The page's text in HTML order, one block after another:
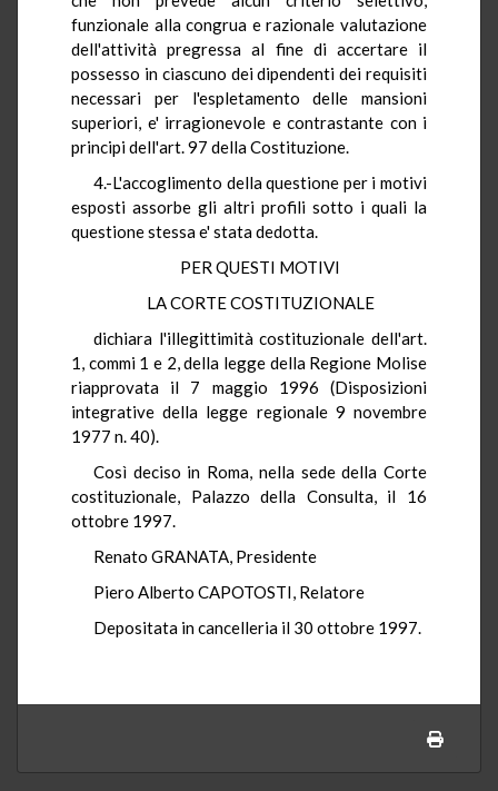
funzionale alla congrua e razionale valutazione
dell'attività pregressa al fine di accertare il
possesso in ciascuno dei dipendenti dei requisiti
necessari per l'espletamento delle mansioni
superiori, e' irragionevole e contrastante con i
principi dell'art. 97 della Costituzione.
4.-L'accoglimento della questione per i motivi
esposti assorbe gli altri profili sotto i quali la
questione stessa e' stata dedotta.
PER QUESTI MOTIVI
LA CORTE COSTITUZIONALE
dichiara l'illegittimità costituzionale dell'art.
1, commi 1 e 2, della legge della Regione Molise
riapprovata il 7 maggio 1996 (Disposizioni
integrative della legge regionale 9 novembre
1977 n. 40).
Così deciso in Roma, nella sede della Corte
costituzionale, Palazzo della Consulta, il 16
ottobre 1997.
Renato GRANATA, Presidente
Piero Alberto CAPOTOSTI, Relatore
Depositata in cancelleria il 30 ottobre 1997.